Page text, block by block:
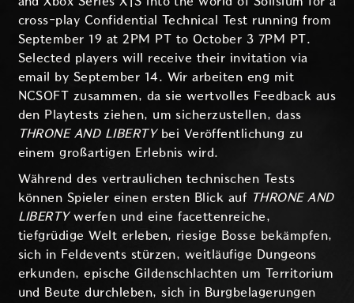
cross-play Confidential Technical Test running from
September 19 at 2PM PT to October 3 7PM PT.
Selected players will receive their invitation via
email by September 14. Wir arbeiten eng mit
NCSOFT zusammen, da sie wertvolles Feedback aus
den Playtests ziehen, um sicherzustellen, dass
THRONE AND LIBERTYbei Veröffentlichung zu
einem großartigen Erlebnis wird.
Während des vertraulichen technischen Tests
können Spieler einen ersten Blick auf THRONE AND
LIBERTYwerfen und eine facettenreiche,
tiefgrüdige Welt erleben, riesige Bosse bekämpfen,
sich in Feldevents stürzen, weitläufige Dungeons
erkunden, epische Gildenschlachten um Territorium
und Beute durchleben, sich in Burgbelagerungen